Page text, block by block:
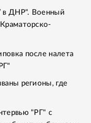
в ДНР". Военный
после налета
регионы, где
"РГ" с